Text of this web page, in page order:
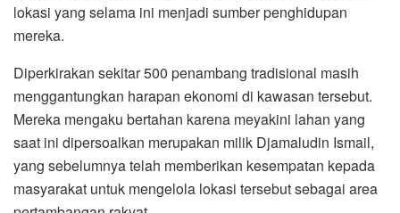
lokasi yang selama ini menjadi sumber penghidupan
mereka.
Diperkirakan sekitar 500 penambang tradisional masih
menggantungkan harapan ekonomi di kawasan tersebut.
Mereka mengaku bertahan karena meyakini lahan yang
saat ini dipersoalkan merupakan milik Djamaludin Ismail,
yang sebelumnya telah memberikan kesempatan kepada
masyarakat untuk mengelola lokasi tersebut sebagai area